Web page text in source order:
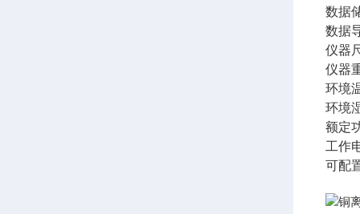
数据
数据
仪器
仪器
环境
环境
额定
工作
可配